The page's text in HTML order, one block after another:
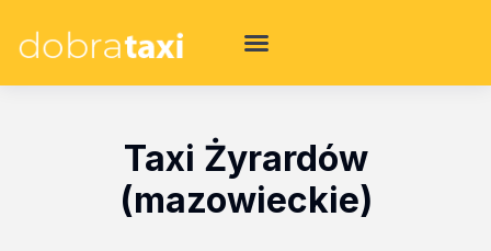
Taxi Żyrardów
(mazowieckie)